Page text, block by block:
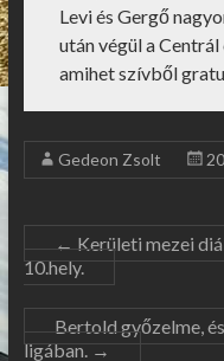
Levi és Gergő
után végül a
amihet szívből
Gedeon Zsolt
←Kerületi mezei
10.hely.
Bertold győzelme,
ligában.→